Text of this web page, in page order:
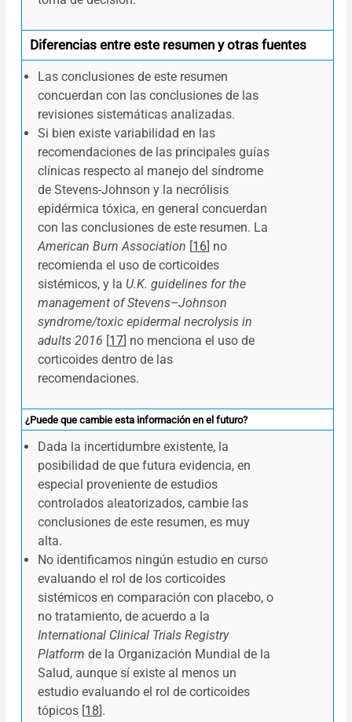
Diferencias entre este resumen y otras fuentes
Las conclusiones de este resumen
concuerdan con las conclusiones de las
revisiones sistemáticas analizadas.
Si bien existe variabilidad en las
recomendaciones de las principales guías
clínicas respecto al manejo del síndrome
de Stevens-Johnson y la necrólisis
epidérmica tóxica, en general concuerdan
con las conclusiones de este resumen. La
American Burn Association [16] no
recomienda el uso de corticoides
sistémicos, y la U.K. guidelines for the
management of Stevens–Johnson
syndrome/toxic epidermal necrolysis in
adults 2016 [17] no menciona el uso de
corticoides dentro de las
recomendaciones.
¿Puede que cambie esta información en el futuro?
Dada la incertidumbre existente, la
posibilidad de que futura evidencia, en
especial proveniente de estudios
controlados aleatorizados, cambie las
conclusiones de este resumen, es muy
alta.
No identificamos ningún estudio en curso
evaluando el rol de los corticoides
sistémicos en comparación con placebo, o
no tratamiento, de acuerdo a la
International Clinical Trials Registry
Platform de la Organización Mundial de la
Salud, aunque sí existe al menos un
estudio evaluando el rol de corticoides
tópicos [18].